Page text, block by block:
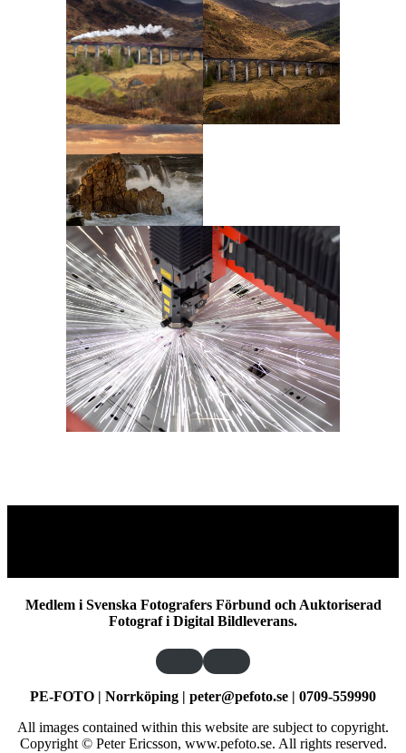
Medlem i Svenska Fotografers Förbund och Auktoriserad
Fotograf i Digital Bildleverans.
PE-FOTO | Norrköping | peter@pefoto.se | 0709-559990
All images contained within this website are subject to copyright.
Copyright © Peter Ericsson, www.pefoto.se. All rights reserved.